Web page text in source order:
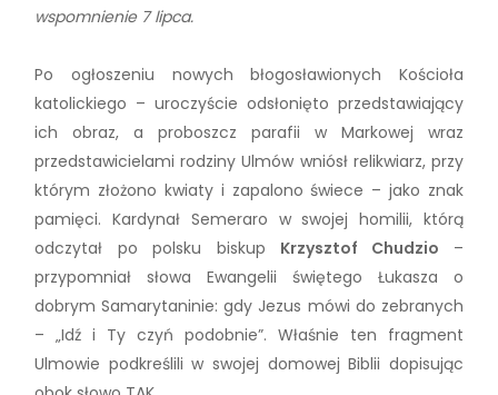
wspomnienie 7 lipca.
Po ogłoszeniu nowych błogosławionych Kościoła
katolickiego – uroczyście odsłonięto przedstawiający
ich obraz, a proboszcz parafii w Markowej wraz
przedstawicielami rodziny Ulmów wniósł relikwiarz, przy
którym złożono kwiaty i zapalono świece – jako znak
pamięci. Kardynał Semeraro w swojej homilii, którą
odczytał po polsku biskup Krzysztof Chudzio –
przypomniał słowa Ewangelii świętego Łukasza o
dobrym Samarytaninie: gdy Jezus mówi do zebranych
– „Idź i Ty czyń podobnie”. Właśnie ten fragment
Ulmowie podkreślili w swojej domowej Biblii dopisując